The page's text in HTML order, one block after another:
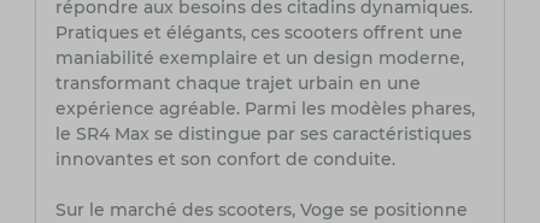
répondre aux besoins des citadins dynamiques.
Pratiques et élégants, ces scooters offrent une
maniabilité exemplaire et un design moderne,
transformant chaque trajet urbain en une
expérience agréable. Parmi les modèles phares,
le SR4 Max se distingue par ses caractéristiques
innovantes et son confort de conduite.
Sur le marché des scooters, Voge se positionne